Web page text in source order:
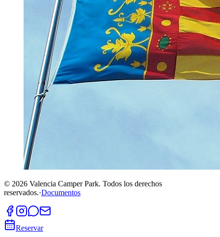
© 2026 Valencia Camper Park. Todos los derechos
reservados.·Documentos
Reservar